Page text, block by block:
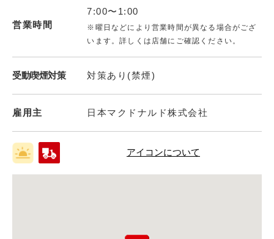
営業時間
7:00〜1:00
※曜日などにより営業時間が異なる場合がござ
います。詳しくは店舗にご確認ください。
受動喫煙対策 対策あり(禁煙)
雇用主 日本マクドナルド株式会社
アイコンについて